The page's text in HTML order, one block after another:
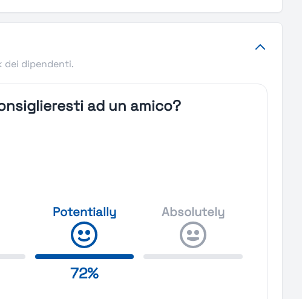
dei dipendenti.
ad un amico?
Potentially
72%
Absolutely